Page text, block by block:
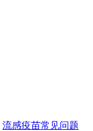
流感疫苗常见问题